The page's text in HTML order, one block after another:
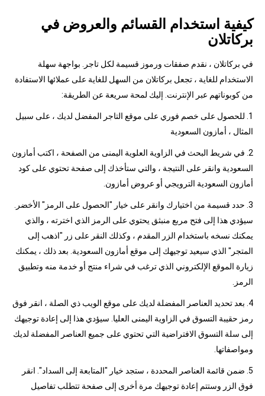
كيفية استخدام القسائم والعروض في
بركاتلان
في بركاتلان ، نقدم صفقات ورموز قسيمة لكل تاجر. بواجهة سهلة
الاستخدام للغاية ، تجعل بركاتلان من السهل للغاية على عملائها الاستفادة
من كوبوناتهم عبر الإنترنت. إليك لمحة سريعة عن الطريقة:
1. للحصول على خصم فوري على موقع التاجر المفضل لديك ، على سبيل
المثال ، أمازون السعودية
2. في شريط البحث في الزاوية العلوية اليمنى من الصفحة ، اكتب أمازون
السعودية وانقر على النتيجة ، والتي ستأخذك إلى صفحة تحتوي على كود
أمازون السعودية الترويجي أو عروض أمازون.
3. حدد قسيمة من اختيارك وانقر على خيار "الحصول على الرمز" الأخضر.
سيؤدي هذا إلى فتح مربع منبثق يحتوي على الرمز الذي اخترته ، والذي
يمكنك نسخه باستخدام الزر المقدم ، وكذلك النقر على زر "اذهب إلى
المتجر" الذي سيعيد توجيهك إلى موقع أمازون السعودية. بعد ذلك ، يمكنك
زيارة الموقع الإلكتروني الذي ترغب في شراء منتج أو خدمة منه وتطبيق
الرمز.
4. بعد تحديد العناصر المفضلة لديك على موقع الويب ذي الصلة ، انقر فوق
رمز حقيبة التسوق في الزاوية اليمنى العليا. سيؤدي هذا إلى إعادة توجيهك
إلى سلة التسوق الافتراضية التي تحتوي على جميع العناصر المفضلة لديك
ومواصفاتها.
5. ضمن قائمة العناصر المحددة ، ستجد خيار "المتابعة إلى السداد". انقر
فوق الزر وستتم إعادة توجيهك مرة أخرى إلى صفحة تتطلب تفاصيل